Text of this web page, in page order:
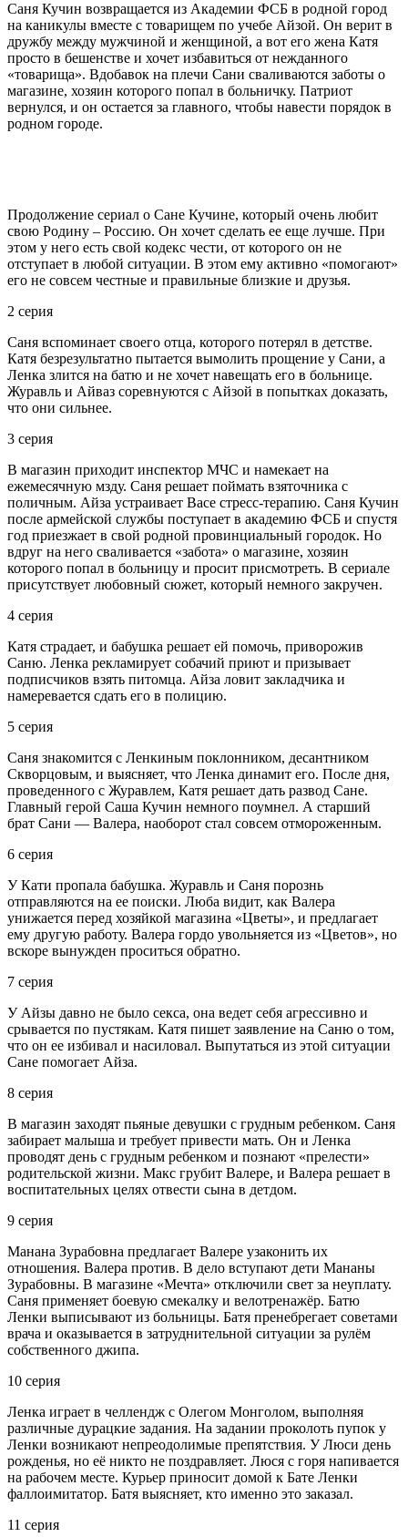
Саня Кучин возвращается из Академии ФСБ в родной город
на каникулы вместе с товарищем по учебе Айзой. Он верит в
дружбу между мужчиной и женщиной, а вот его жена Катя
просто в бешенстве и хочет избавиться от нежданного
«товарища». Вдобавок на плечи Сани сваливаются заботы о
магазине, хозяин которого попал в больничку. Патриот
вернулся, и он остается за главного, чтобы навести порядок в
родном городе.
Продолжение сериал о Сане Кучине, который очень любит
свою Родину – Россию. Он хочет сделать ее еще лучше. При
этом у него есть свой кодекс чести, от которого он не
отступает в любой ситуации. В этом ему активно «помогают»
его не совсем честные и правильные близкие и друзья.
2 серия
Саня вспоминает своего отца, которого потерял в детстве.
Катя безрезультатно пытается вымолить прощение у Сани, а
Ленка злится на батю и не хочет навещать его в больнице.
Журавль и Айваз соревнуются с Айзой в попытках доказать,
что они сильнее.
3 серия
В магазин приходит инспектор МЧС и намекает на
ежемесячную мзду. Саня решает поймать взяточника с
поличным. Айза устраивает Васе стресс-терапию. Саня Кучин
после армейской службы поступает в академию ФСБ и спустя
год приезжает в свой родной провинциальный городок. Но
вдруг на него сваливается «забота» о магазине, хозяин
которого попал в больницу и просит присмотреть. В сериале
присутствует любовный сюжет, который немного закручен.
4 серия
Катя страдает, и бабушка решает ей помочь, приворожив
Саню. Ленка рекламирует собачий приют и призывает
подписчиков взять питомца. Айза ловит закладчика и
намеревается сдать его в полицию.
5 серия
Саня знакомится с Ленкиным поклонником, десантником
Скворцовым, и выясняет, что Ленка динамит его. После дня,
проведенного с Журавлем, Катя решает дать развод Сане.
Главный герой Саша Кучин немного поумнел. А старший
брат Сани — Валера, наоборот стал совсем отмороженным.
6 серия
У Кати пропала бабушка. Журавль и Саня порознь
отправляются на ее поиски. Люба видит, как Валера
унижается перед хозяйкой магазина «Цветы», и предлагает
ему другую работу. Валера гордо увольняется из «Цветов», но
вскоре вынужден проситься обратно.
7 серия
У Айзы давно не было секса, она ведет себя агрессивно и
срывается по пустякам. Катя пишет заявление на Саню о том,
что он ее избивал и насиловал. Выпутаться из этой ситуации
Сане помогает Айза.
8 серия
В магазин заходят пьяные девушки с грудным ребенком. Саня
забирает малыша и требует привести мать. Он и Ленка
проводят день с грудным ребенком и познают «прелести»
родительской жизни. Макс грубит Валере, и Валера решает в
воспитательных целях отвести сына в детдом.
9 серия
Манана Зурабовна предлагает Валере узаконить их
отношения. Валера против. В дело вступают дети Мананы
Зурабовны. В магазине «Мечта» отключили свет за неуплату.
Саня применяет боевую смекалку и велотренажёр. Батю
Ленки выписывают из больницы. Батя пренебрегает советами
врача и оказывается в затруднительной ситуации за рулём
собственного джипа.
10 серия
Ленка играет в челлендж с Олегом Монголом, выполняя
различные дурацкие задания. На задании проколоть пупок у
Ленки возникают непреодолимые препятствия. У Люси день
рожденья, но её никто не поздравляет. Люся с горя напивается
на рабочем месте. Курьер приносит домой к Бате Ленки
фаллоимитатор. Батя выясняет, кто именно это заказал.
11 серия